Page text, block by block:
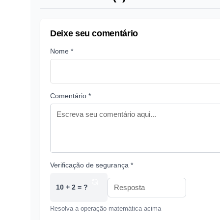
Deixe seu comentário
Nome *
Comentário *
Verificação de segurança *
10 + 2 = ?
Resolva a operação matemática acima